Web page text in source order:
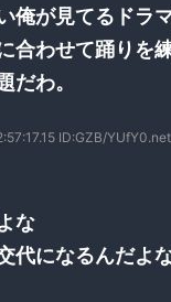
俺が見てるドラマ
合わせて踊りを
だわ。
ID:GZB/YUfY0.net
な
代になるんだよ